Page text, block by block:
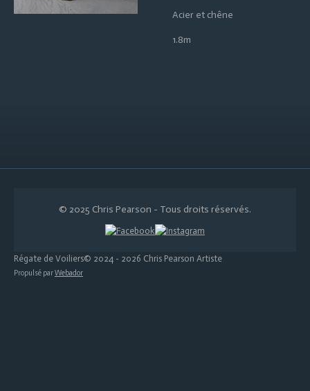
Acier et chêne
1.8m
© 2025 Chris Pearson - Tous droits réservés.
Régate de Voiliers© 2024 - 2026 Chris Pearson Artiste
Propulsé parWebador